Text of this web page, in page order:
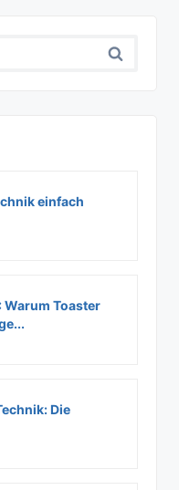
einfach
Warum Toaster
Die